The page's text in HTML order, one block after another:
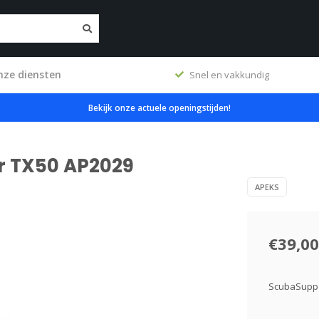
diensten Snel en vakkundig
Bekijk onze actuele openingstijden!
AP2029
APEKS
€39,00